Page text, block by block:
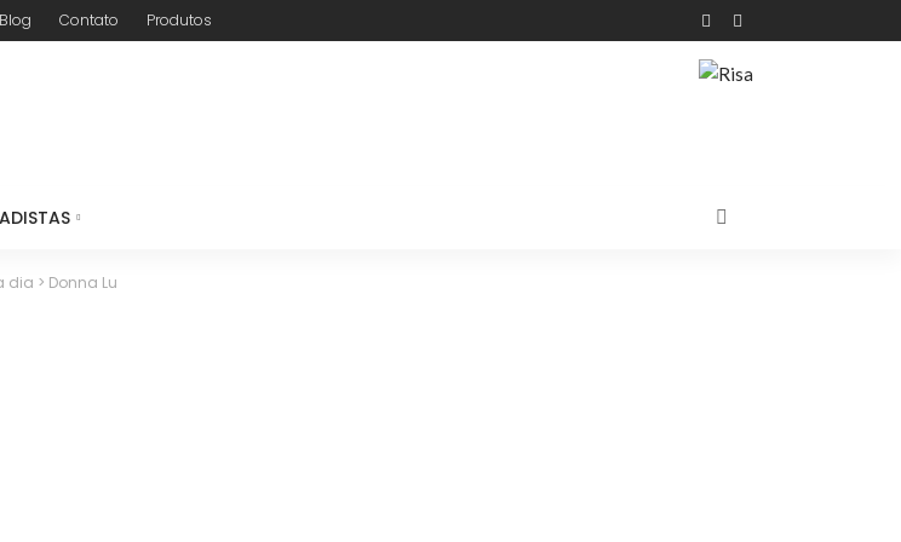
Blog Contato Produtos
dia > Donna Lu